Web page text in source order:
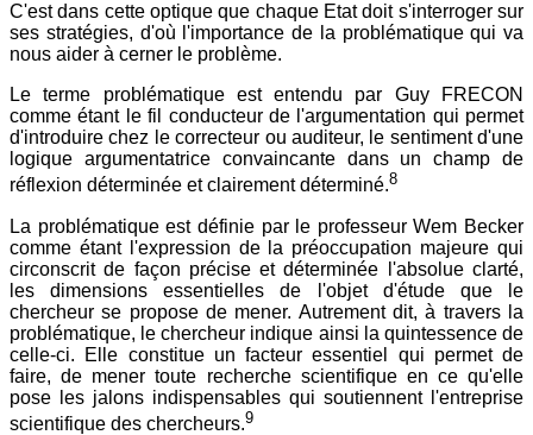
C'est dans cette optique que chaque Etat doit s'interroger sur
ses stratégies, d'où l'importance de la problématique qui va
nous aider à cerner le problème.
Le terme problématique est entendu par Guy FRECON
comme étant le fil conducteur de l'argumentation qui permet
d'introduire chez le correcteur ou auditeur, le sentiment d'une
logique argumentatrice convaincante dans un champ de
réflexion déterminée et clairement déterminé.8
La problématique est définie par le professeur Wem Becker
comme étant l'expression de la préoccupation majeure qui
circonscrit de façon précise et déterminée l'absolue clarté,
les dimensions essentielles de l'objet d'étude que le
chercheur se propose de mener. Autrement dit, à travers la
problématique, le chercheur indique ainsi la quintessence de
celle-ci. Elle constitue un facteur essentiel qui permet de
faire, de mener toute recherche scientifique en ce qu'elle
pose les jalons indispensables qui soutiennent l'entreprise
scientifique des chercheurs.9